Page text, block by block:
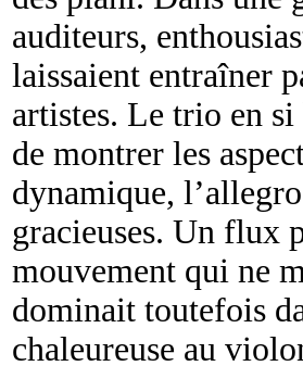
auditeurs,
laissaient entraîner
artistes. Le trio en
de montrer les
dynamique,
gracieuses. Un flux
mouvement qui ne
dominait toutefois
chaleureuse au